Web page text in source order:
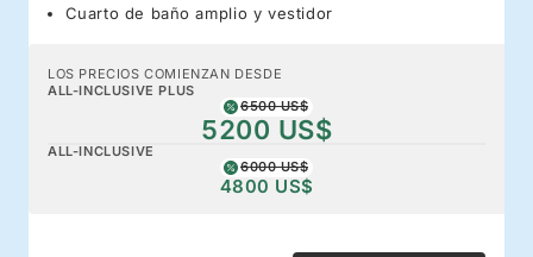
Cuarto de baño amplio y vestidor
LOS PRECIOS COMIENZAN DESDE
ALL-INCLUSIVE PLUS
6500 US$
5200 US$
ALL-INCLUSIVE
6000 US$
4800 US$